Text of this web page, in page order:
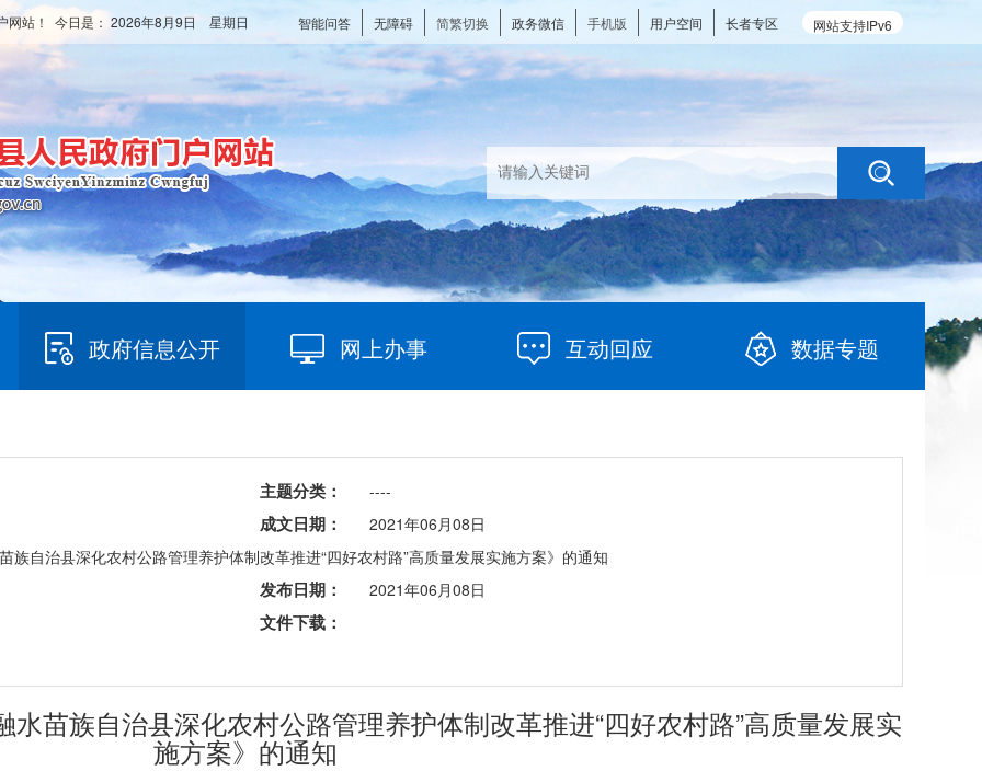
网站支持IPv6
智能问答 无障碍 简繁切换 政务微信 手机版 用户空间 长者专区
网站！ 今日是： 2026年8月9日 星期日
政府信息公开 网上办事 互动回应 数据专题
主题分类： ----
成文日期：
2021年06月08日
族自治县深化农村公路管理养护体制改革推进“四好农村路”高质量发展实施方案》的通知
发布日期： 2021年06月08日
文件下载：
苗族自治县深化农村公路管理养护体制改革推进“四好农村路”高质量发展实
施方案》的通知